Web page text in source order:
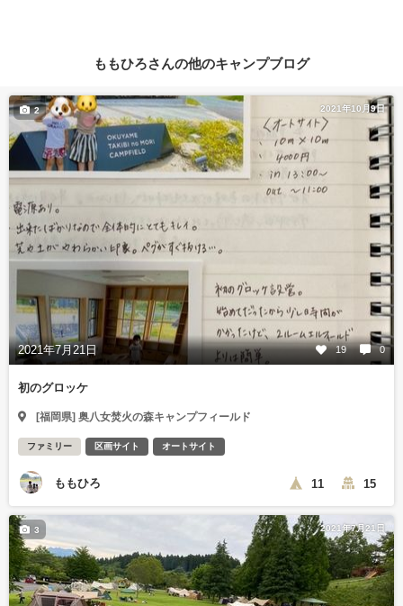
ももひろさんの他のキャンプブログ
2021年10月9日
2021年7月21日 19 0
2
初のグロッケ
[福岡県] 奥八女焚火の森キャンプフィールド
ファミリー 区画サイト オートサイト
ももひろ 11 15
2021年7月21日
3